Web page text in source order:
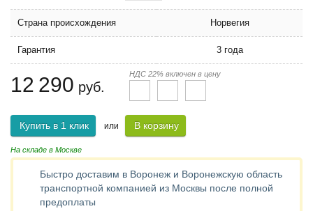
Страна происхождения Норвегия
Гарантия 3 года
12 290 руб.
НДС 22% включен в цену
Купить в 1 клик или В корзину
На складе в Москве
Быстро доставим в Воронеж и Воронежскую область
транспортной компанией из Москвы после полной
предоплаты